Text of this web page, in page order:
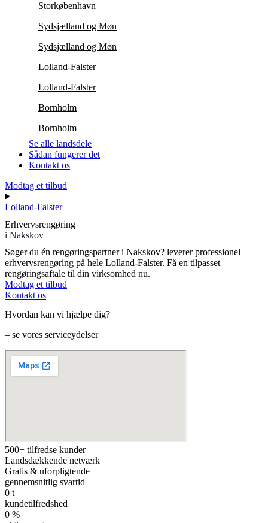
Storkøbenhavn
Sydsjælland og Møn
Sydsjælland og Møn
Lolland-Falster
Lolland-Falster
Bornholm
Bornholm
Se alle landsdele
Sådan fungerer det
Kontakt os
Modtag et tilbud
Lolland-Falster
Erhvervsrengøring
i Nakskov
Søger du én rengøringspartner i Nakskov? leverer professionel
erhvervsrengøring på hele Lolland-Falster. Få en tilpasset
rengøringsaftale til din virksomhed nu.
Modtag et tilbud
Kontakt os
Hvordan kan vi hjælpe dig?
– se vores serviceydelser
500+ tilfredse kunder
Landsdækkende netværk
Gratis & uforpligtende
gennemsnitlig svartid
0 t
kundetilfredshed
0 %